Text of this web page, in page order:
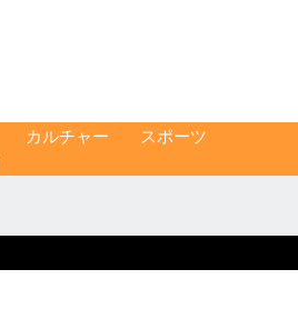
カルチャー
スポーツ